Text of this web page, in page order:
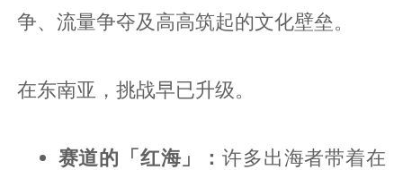
争、流量争夺及高高筑起的文化壁垒。
在东南亚，挑战早已升级。
赛道的「红海」：许多出海者带着在